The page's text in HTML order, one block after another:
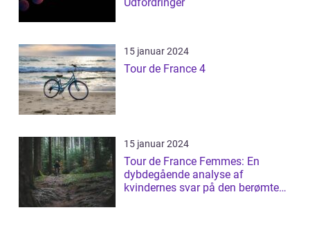
15 januar 2024
Tour de France 4
15 januar 2024
Tour de France Femmes: En
dybdegående analyse af
kvindernes svar på den berømte